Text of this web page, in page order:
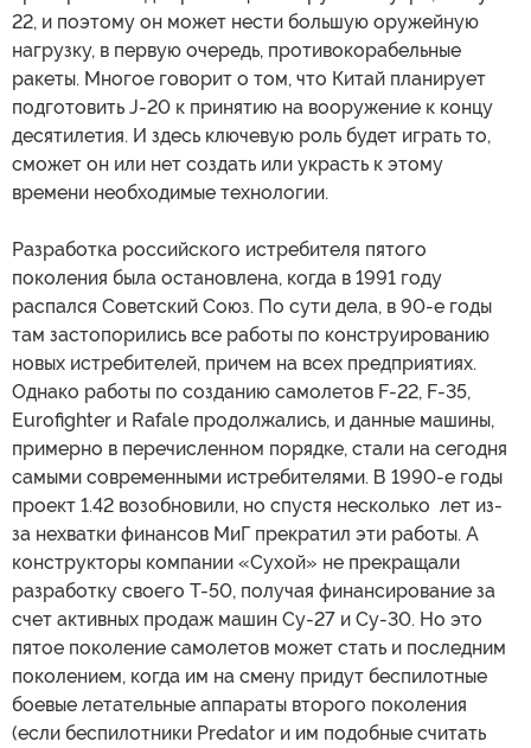
22, и поэтому он может нести большую оружейную
нагрузку, в первую очередь, противокорабельные
ракеты. Многое говорит о том, что Китай планирует
подготовить J-20 к принятию на вооружение к концу
десятилетия. И здесь ключевую роль будет играть то,
сможет он или нет создать или украсть к этому
времени необходимые технологии.
Разработка российского истребителя пятого
поколения была остановлена, когда в 1991 году
распался Советский Союз. По сути дела, в 90-е годы
там застопорились все работы по конструированию
новых истребителей, причем на всех предприятиях.
Однако работы по созданию самолетов F-22, F-35,
Eurofighter и Rafale продолжались, и данные машины,
примерно в перечисленном порядке, стали на сегодня
самыми современными истребителями. В 1990-е годы
проект 1.42 возобновили, но спустя несколько лет из-
за нехватки финансов МиГ прекратил эти работы. А
конструкторы компании «Сухой» не прекращали
разработку своего Т-50, получая финансирование за
счет активных продаж машин Су-27 и Су-30. Но это
пятое поколение самолетов может стать и последним
поколением, когда им на смену придут беспилотные
боевые летательные аппараты второго поколения
(если беспилотники Predator и им подобные считать